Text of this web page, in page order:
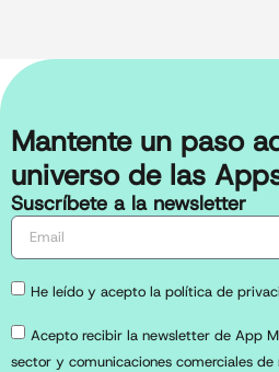
Mantente un paso
universo de las
Suscríbete a la newsletter
He leído y acepto la política de
Acepto recibir la newsletter de App
sector y comunicaciones comerciales